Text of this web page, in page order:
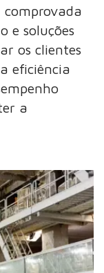
e soluções
os clientes
eficiência
a